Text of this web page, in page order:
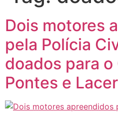
Dois motores
pela Polícia
doados para
Pontes e